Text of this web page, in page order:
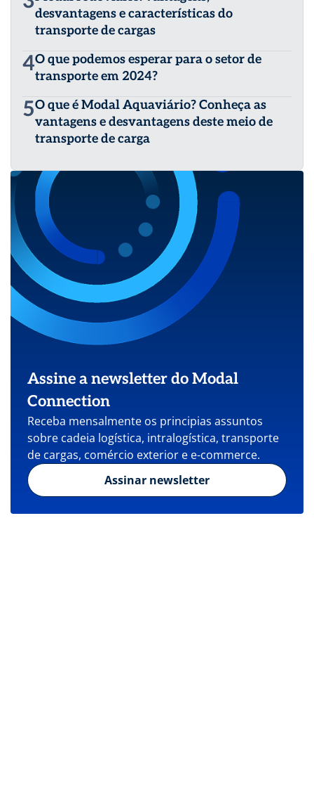
desvantagens e características do
transporte de cargas
4O que podemos esperar para o setor de
transporte em 2024?
5O que é Modal Aquaviário? Conheça as
vantagens e desvantagens deste meio de
transporte de carga
Assine a newsletter do Modal
Connection
Receba mensalmente os principias assuntos
sobre cadeia logística, intralogística, transporte
de cargas, comércio exterior e e-commerce.
Assinar newsletter